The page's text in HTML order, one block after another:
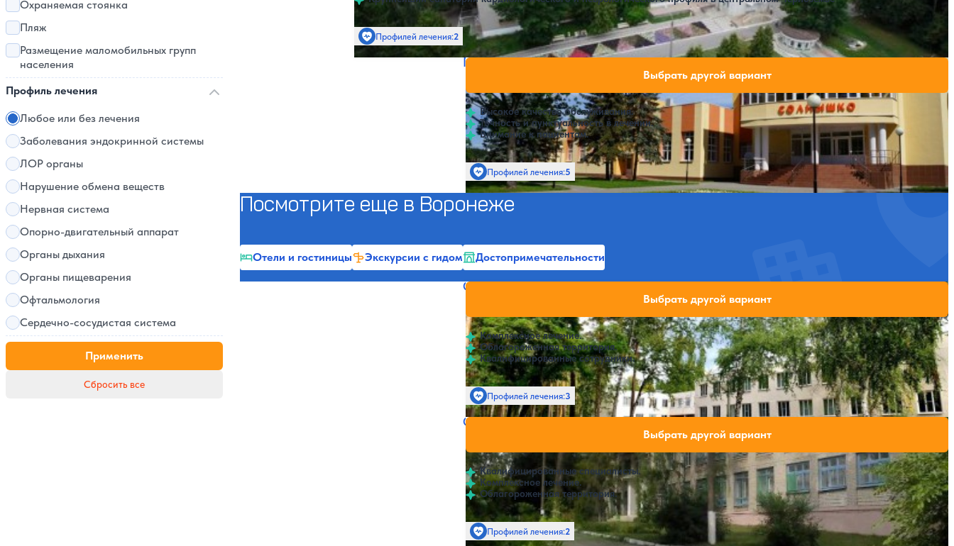
Охраняемая стоянка
Пляж
Размещение маломобильных групп
населения
Профиль лечения
Любое или без лечения
Заболевания эндокринной системы
ЛОР органы
Нарушение обмена веществ
Нервная система
Опорно-двигательный аппарат
Органы дыхания
Органы пищеварения
Офтальмология
Сердечно-сосудистая система
Применить
Сбросить все
Профилей лечения:2 SPA
Пансионат Репное
5
Высокое качество обслуживания.
Точность и пунктуальность в лечении.
Внимание к пациентам.
Профилей лечения:5 SPA
Нет цен или свободных мест на выбранные даты
Выбрать другой вариант
Посмотрите еще в Воронеже
Отели и гостиницы Экскурсии с гидом Достопримечательности
Санаторий Графский для детей
4.8
Комплексное лечение.
Облагороженная территория.
Квалифицированные сотрудники.
Профилей лечения:3
Нет цен или свободных мест на выбранные даты
Выбрать другой вариант
Санаторий Сомовский детский
3.9
Квалифицированные специалисты.
Комплексное лечение.
Облагороженная территория.
Профилей лечения:2
Нет цен или свободных мест на выбранные даты
Выбрать другой вариант